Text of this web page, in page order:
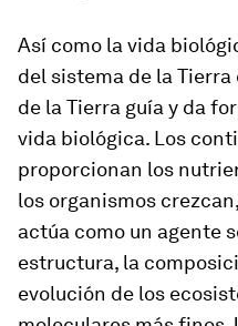
Así como la vida
del sistema de la
de la Tierra guía y da
vida biológica. Los
proporcionan los
los organismos
actúa como un agente
estructura, la
evolución de los